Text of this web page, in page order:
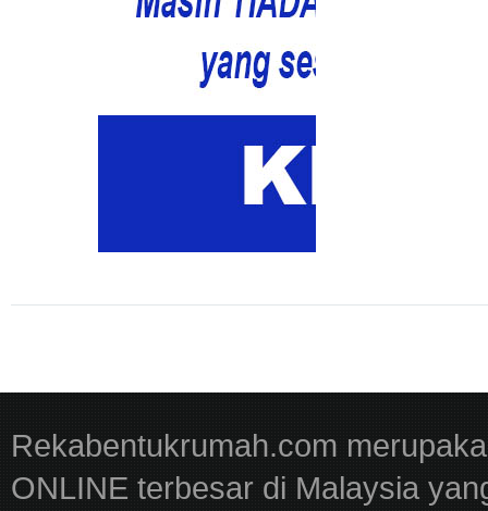
Rekabentukrumah.com
ONLINE terbesar di Malaysia